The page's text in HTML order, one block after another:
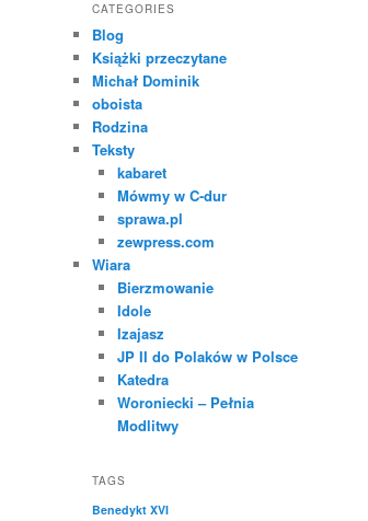
CATEGORIES
Blog
Książki przeczytane
Michał Dominik
oboista
Rodzina
Teksty
kabaret
Mówmy w C-dur
sprawa.pl
zewpress.com
Wiara
Bierzmowanie
Idole
Izajasz
JP II do Polaków w Polsce
Katedra
Woroniecki – Pełnia
Modlitwy
TAGS
Benedykt XVI